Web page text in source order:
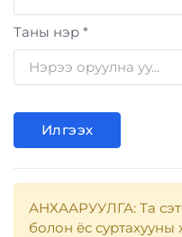
Таны нэр *
Илгээх
АНХААРУУЛГА: Та
болон ёс суртахууны